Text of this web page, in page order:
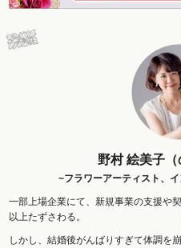
野村 絵美子
~フラワーアーティスト、
一部上場企業にて、新規事業の支援や
以上たずさわる。
しかし、結婚後がんばりすぎて体調を